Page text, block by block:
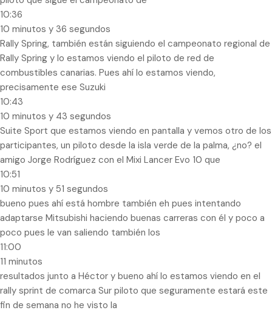
10:36
10 minutos y 36 segundos
Rally Spring, también están siguiendo el campeonato regional de
Rally Spring y lo estamos viendo el piloto de red de
combustibles canarias. Pues ahí lo estamos viendo,
precisamente ese Suzuki
10:43
10 minutos y 43 segundos
Suite Sport que estamos viendo en pantalla y vemos otro de los
participantes, un piloto desde la isla verde de la palma, ¿no? el
amigo Jorge Rodríguez con el Mixi Lancer Evo 10 que
10:51
10 minutos y 51 segundos
bueno pues ahí está hombre también eh pues intentando
adaptarse Mitsubishi haciendo buenas carreras con él y poco a
poco pues le van saliendo también los
11:00
11 minutos
resultados junto a Héctor y bueno ahí lo estamos viendo en el
rally sprint de comarca Sur piloto que seguramente estará este
fin de semana no he visto la